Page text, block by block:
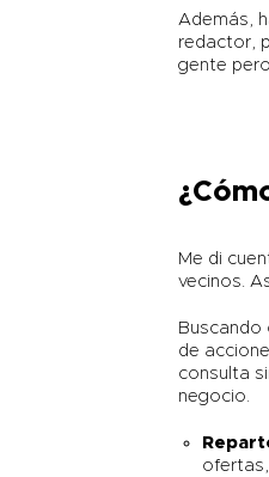
Además,
redactor,
gente
Me di
vecinos.
Buscando
de
consulta
negocio.